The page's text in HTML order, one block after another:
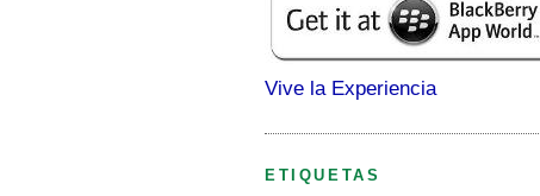
Vive la Experiencia
ETIQUETAS